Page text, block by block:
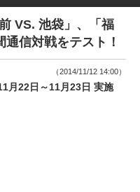
VS. 池袋」、「福
信対戦をテスト！
（2014/11/12 14:00）
月22日～11月23日 実施